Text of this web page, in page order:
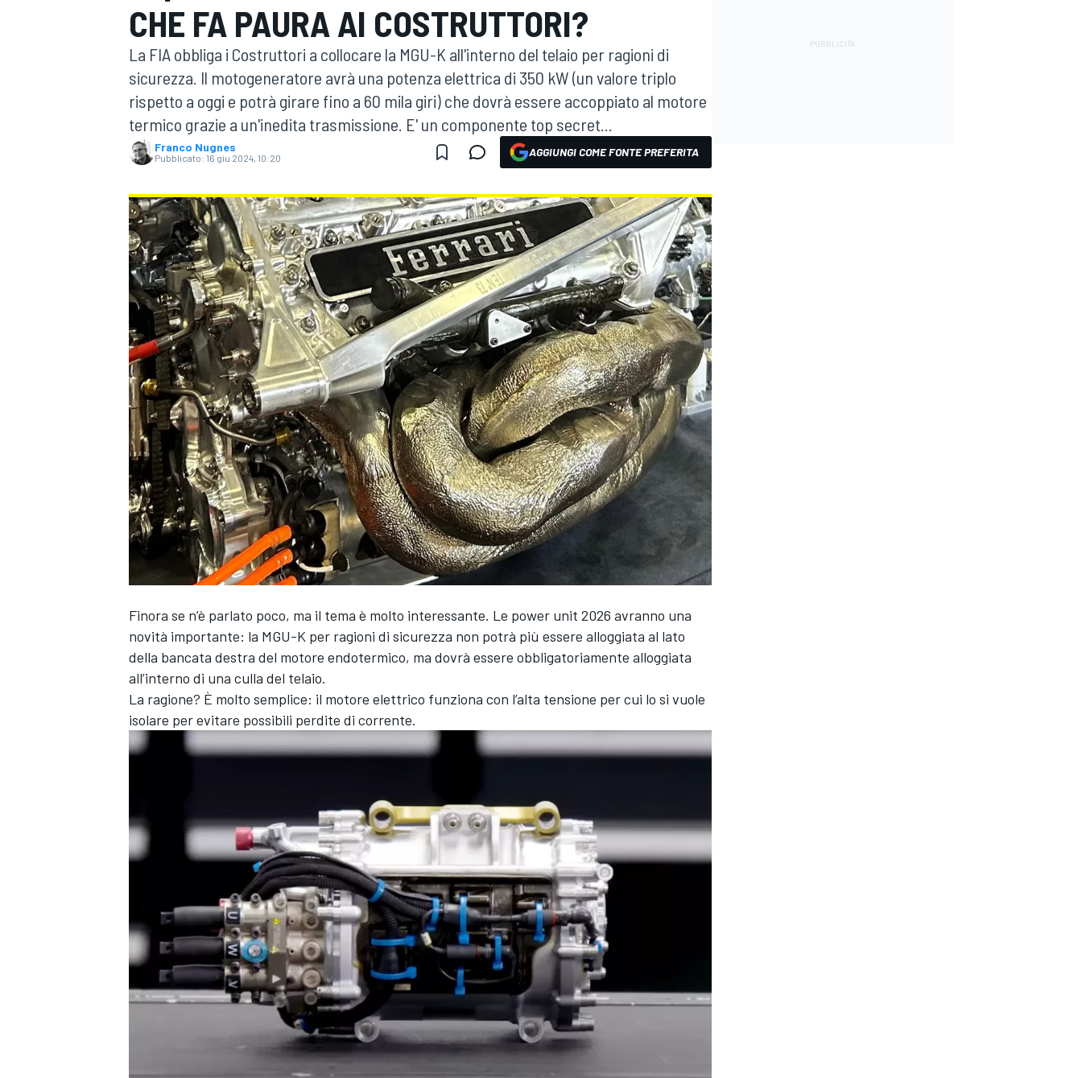
MOTOGP WEC
WRC
MONOPOSTO
CHE FA PAURA AI COSTRUTTORI?
La FIA obbliga i Costruttori a collocare la MGU-K all'interno del telaio per ragioni di
sicurezza. Il motogeneratore avrà una potenza elettrica di 350 kW (un valore triplo
rispetto a oggi e potrà girare fino a 60 mila giri) che dovrà essere accoppiato al motore
termico grazie a un'inedita trasmissione. E' un componente top secret...
Franco Nugnes
Pubblicato: 16 giu 2024, 10:20 AGGIUNGI COME FONTE PREFERITA
Finora se n’è parlato poco, ma il tema è molto interessante. Le power unit 2026 avranno una
novità importante: la MGU-K per ragioni di sicurezza non potrà più essere alloggiata al lato
della bancata destra del motore endotermico, ma dovrà essere obbligatoriamente alloggiata
all’interno di una culla del telaio.
La ragione? È molto semplice: il motore elettrico funziona con l’alta tensione per cui lo si vuole
isolare per evitare possibili perdite di corrente.